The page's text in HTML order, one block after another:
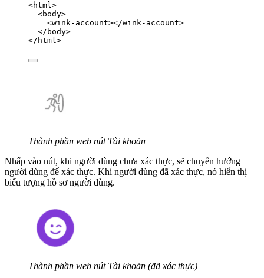
<html>
<body>
<wink-account></wink-account>
</ body>
</ html>
Thành phần web nút Tài khoản
Nhấp vào nút, khi người dùng chưa xác thực, sẽ chuyển hướng
người dùng để xác thực. Khi người dùng đã xác thực, nó hiển thị
biểu tượng hồ sơ người dùng.
Thành phần web nút Tài khoản (đã xác thực)